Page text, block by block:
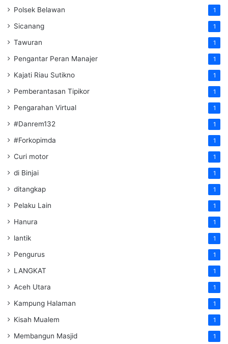
Polsek Belawan 1
Sicanang 1
Tawuran 1
Pengantar Peran Manajer 1
Kajati Riau Sutikno 1
Pemberantasan Tipikor 1
Pengarahan Virtual 1
#Danrem132 1
#Forkopimda 1
Curi motor 1
di Binjai 1
ditangkap 1
Pelaku Lain 1
Hanura 1
lantik 1
Pengurus 1
LANGKAT 1
Aceh Utara 1
Kampung Halaman 1
Kisah Mualem 1
Membangun Masjid 1